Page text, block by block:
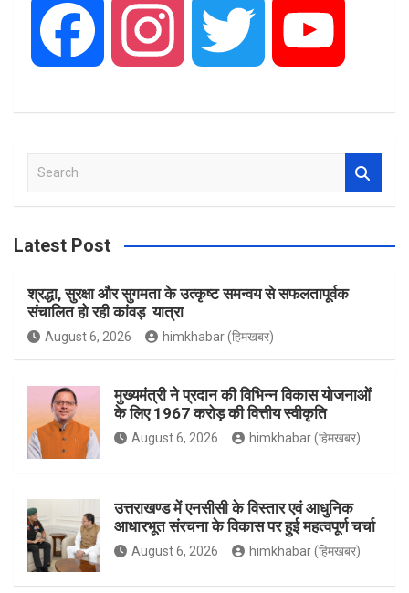
e
b
t
g
t
e
T
b
a
c
Latest Post
श्रद्धा, सुरक्षा और सुगमता के उत्कृष्ट समन्वय से सफलतापूर्वक
संचालित हो रही कांवड़ यात्रा
August 6, 2026 himkhabar (हिमखबर)
मुख्यमंत्री ने प्रदान की विभिन्न विकास योजनाओं
के लिए 1967 करोड़ की वित्तीय स्वीकृति
August 6, 2026 himkhabar (हिमखबर)
उत्तराखण्ड में एनसीसी के विस्तार एवं आधुनिक
आधारभूत संरचना के विकास पर हुई महत्वपूर्ण चर्चा
August 6, 2026 himkhabar (हिमखबर)